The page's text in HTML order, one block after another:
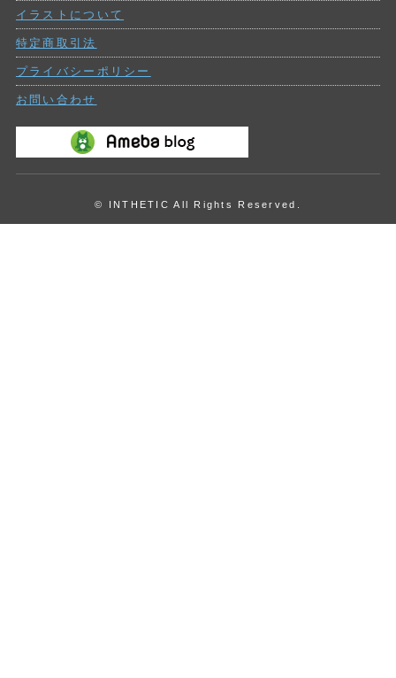
稿
イラストについて
特定商取引法
プライバシーポリシー
お問い合わせ
© INTHETIC All Rights Reserved.